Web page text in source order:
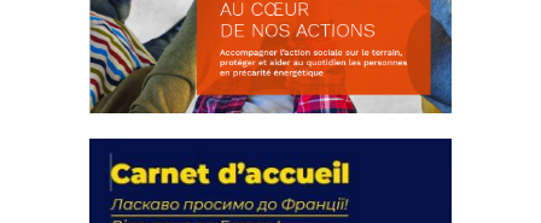
actions
18 septembre 2023